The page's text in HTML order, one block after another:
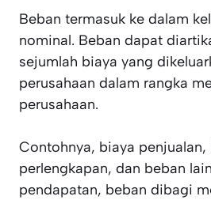
Beban termasuk ke dalam
nominal. Beban dapat
sejumlah biaya yang
perusahaan dalam rangka
perusahaan.
Contohnya, biaya penjualan,
perlengkapan, dan beban
pendapatan, beban dibagi